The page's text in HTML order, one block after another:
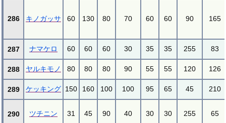
286 キノガッサ 60 130 80 70 60 60 90 165
287 ナマケロ 60 60 60 30 35 35 255 83
288 ヤルキモノ 80 80 80 90 55 55 120 126
289 ケッキング 150 160 100 100 95 65 45 210
290 ツチニン 31 45 90 40 30 30 255 65